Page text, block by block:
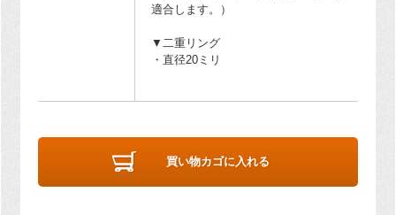
適合します。）
▼二重リング
・直径20ミリ
買い物カゴに入れる